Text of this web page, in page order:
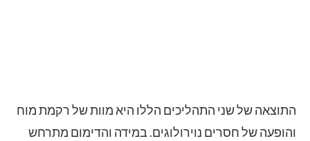
התוצאה של שני התהליכים הללו היא מוות של רקמת מוח
והופעה של חסרים נוירולוגים. במידה והדימום מתרחש